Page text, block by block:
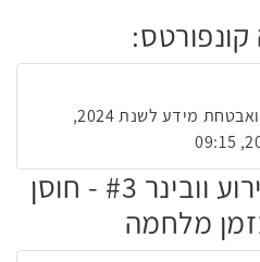
מפגש אתגרי הסייבר ואבטחת מידע לשנת 2024,
דוברים נוספים באירוע וובינר #3 - חוסן
מלחמה